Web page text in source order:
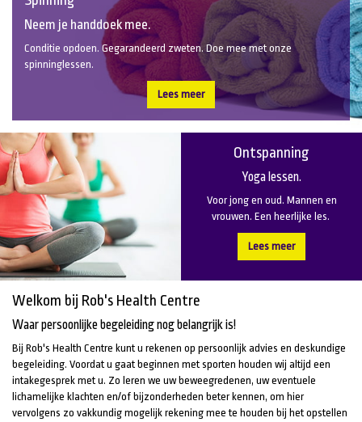
Neem je handdoek mee.
Conditie opdoen. Gegarandeerd zweten. Doe mee met onze
spinninglessen.
Lees meer
Ontspanning
Yoga lessen.
Voor jong en oud. Mannen en
vrouwen. Een heerlijke les.
Lees meer
Welkom bij Rob's Health Centre
Waar persoonlijke begeleiding nog belangrijk is!
Bij Rob's Health Centre kunt u rekenen op persoonlijk advies en deskundige
begeleiding. Voordat u gaat beginnen met sporten houden wij altijd een
intakegesprek met u. Zo leren we uw beweegredenen, uw eventuele
lichamelijke klachten en/of bijzonderheden beter kennen, om hier
vervolgens zo vakkundig mogelijk rekening mee te houden bij het opstellen